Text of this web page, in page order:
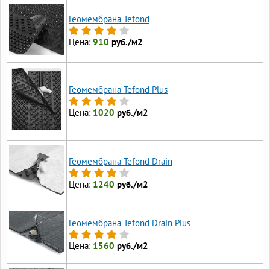
Геомембрана Tefond
Цена: 910 руб./м2
Геомембрана Tefond Plus
Цена: 1020 руб./м2
Геомембрана Tefond Drain
Цена: 1240 руб./м2
Геомембрана Tefond Drain Plus
Цена: 1560 руб./м2